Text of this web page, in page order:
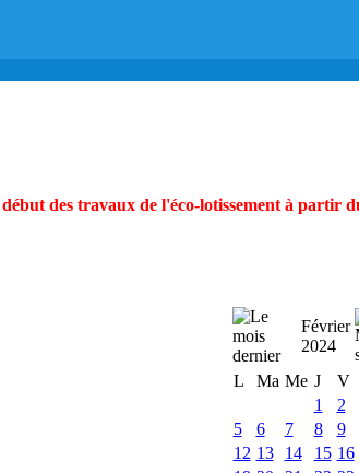
des travaux de l'éco-lotissement à partir
Février
2024
L
Ma Me J V
1
2
5
6 7 8 9
12 13 14 15 16